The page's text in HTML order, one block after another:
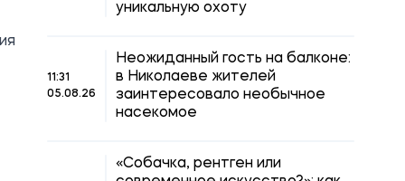
уникальную охоту
11:31
05.08.26
Неожиданный гость на балконе:
в Николаеве жителей
заинтересовало необычное
насекомое
«Собачка, рентген или